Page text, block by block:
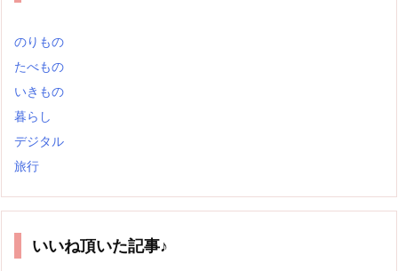
のりもの
たべもの
いきもの
暮らし
デジタル
旅行
いいね頂いた記事♪